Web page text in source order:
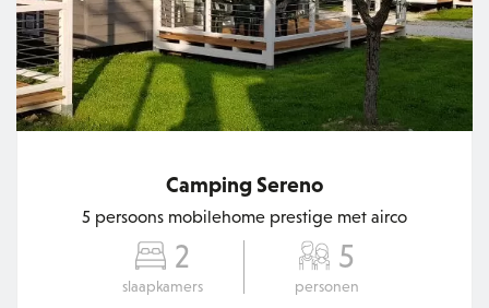
Camping Sereno
5 persoons mobilehome prestige met airco
2
slaapkamers
5
personen